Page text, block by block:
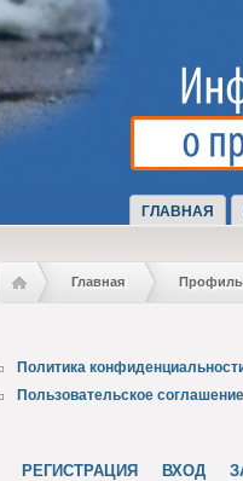
ГЛАВНАЯ
Главная Профиль
Политика
Пользовательское соглашение
РЕГИСТРАЦИЯ ВХОД